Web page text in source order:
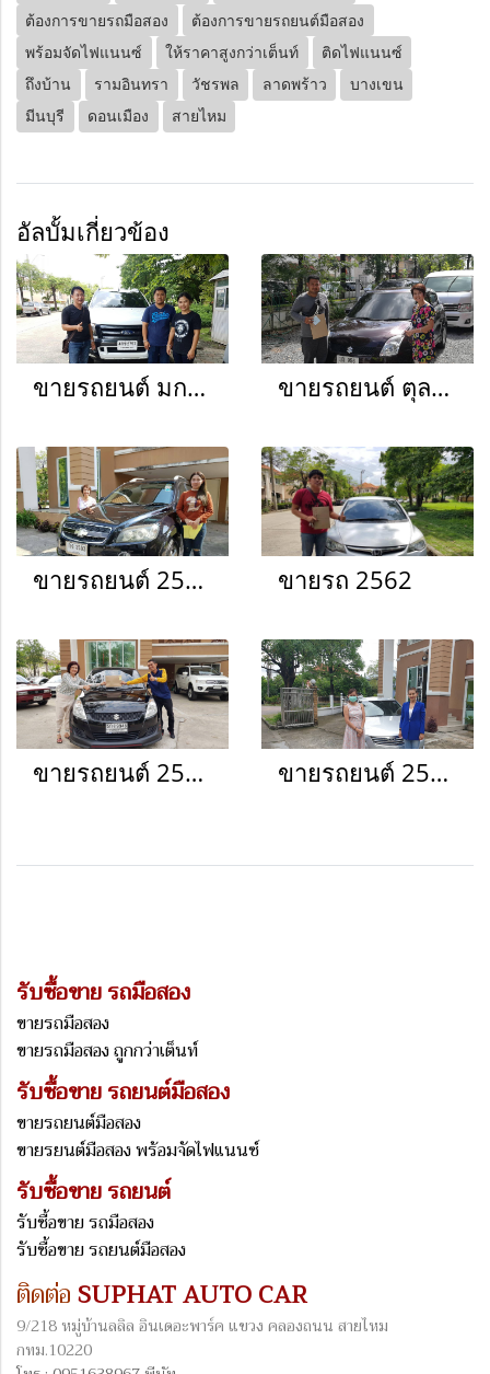
ต้องการขายรถมือสอง
ต้องการขายรถยนต์มือสอง
พร้อมจัดไฟแนนซ์
ให้ราคาสูงกว่าเต็นท์
ติดไฟแนนซ์
ถึงบ้าน
รามอินทรา วัชรพล ลาดพร้าว
บางเขน
มีนบุรี
ดอนเมือง สายไหม
อัลบั้มเกี่ยวข้อง
ขายรถยนต์ มกรา - มีนา 2560 ขายรถยนต์ ตุลา - ธันวา 2560
ขายรถยนต์ 2561 ขายรถ 2562
ขายรถยนต์ 2563 ขายรถยนต์ 2565
รับซื้อขาย รถมือสอง
ขายรถมือสอง
ขายรถมือสอง ถูกกว่าเต็นท์
รับซื้อขาย รถยนต์มือสอง
ขายรถยนต์มือสอง
ขายรยนต์มือสอง พร้อมจัดไฟแนนซ์
รับซื้อขาย รถยนต์
รับซื้อขาย รถมือสอง
รับซื้อขาย รถยนต์มือสอง
ติดต่อSUPHAT AUTO CAR
9/218 หมู่บ้านลลิล อินเดอะพาร์ค แขวง คลองถนน สายไหม
กทม.10220